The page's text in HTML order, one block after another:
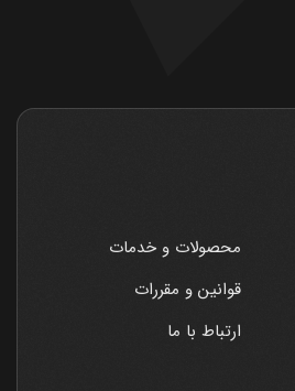
محصولات و خدمات
قوانین و مقررات
ارتباط با ما